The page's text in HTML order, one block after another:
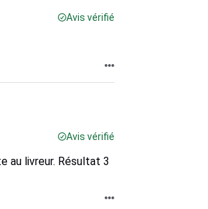
Avis vérifié
Avis vérifié
au livreur. Résultat 3